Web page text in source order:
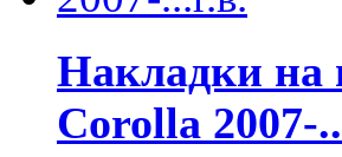
Накладки на
Corolla 2007-